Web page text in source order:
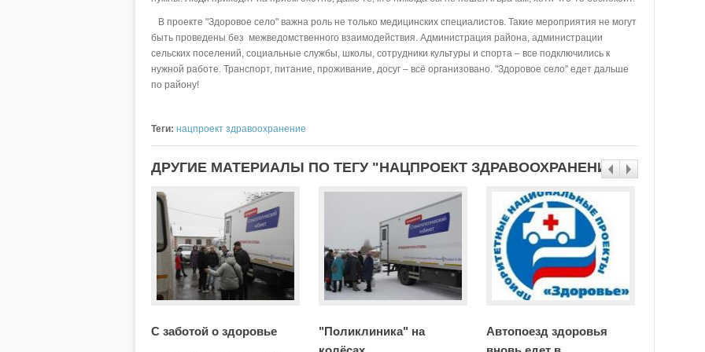
В проекте "Здоровое село" важна роль не только медицинских специалистов. Такие мероприятия не могут
быть проведены без межведомственного взаимодействия. Администрация района, администрации
сельских поселений, социальные службы, школы, сотрудники культуры и спорта – все подключились к
нужной работе. Транспорт, питание, проживание, досуг – всё организовано. "Здоровое село" едет дальше
по району!
Теги: нацпроект здравоохранение
ДРУГИЕ МАТЕРИАЛЫ ПО ТЕГУ "НАЦПРОЕКТ ЗДРАВООХРАНЕНИЕ"
С заботой о здоровье
"Поликлиника" на
Автопоезд здоровья